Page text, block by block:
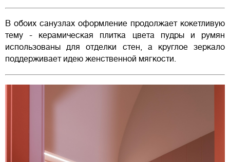
В обоих санузлах оформление продолжает кокетливую
тему - керамическая плитка цвета пудры и румян
использованы для отделки стен, а круглое зеркало
поддерживает идею женственной мягкости.